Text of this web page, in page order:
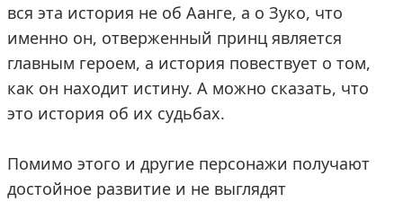
вся эта история не об Аанге, а о Зуко, что
именно он, отверженный принц является
главным героем, а история повествует о том,
как он находит истину. А можно сказать, что
это история об их судьбах.
Помимо этого и другие персонажи получают
достойное развитие и не выглядят